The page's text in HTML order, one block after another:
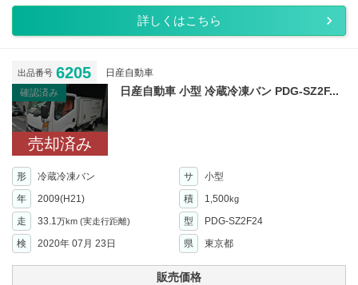
詳しくはこちら
出品番号 6205
日産自動車
確認済み
売却済み
日産自動車 小型 冷蔵冷凍バン PDG-SZ2F...
形 冷蔵冷凍バン サ
小型
年
2009(H21) 積 1,500kg
走 33.1万km (実走行距離) 型
PDG-SZ2F24
検
2020年 07月 23日 県 東京都
販売価格